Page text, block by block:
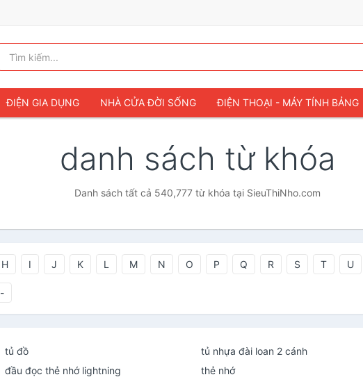
ĐIỆN GIA DỤNG NHÀ CỬA ĐỜI SỐNG ĐIỆN THOẠI - MÁY TÍNH BẢNG
danh sách từ khóa
Danh sách tất cả 540,777 từ khóa tại SieuThiNho.com
H I J K L M N O P Q R S T U
-
tủ đồ tủ nhựa đài loan 2 cánh
đầu đọc thẻ nhớ lightning thẻ nhớ